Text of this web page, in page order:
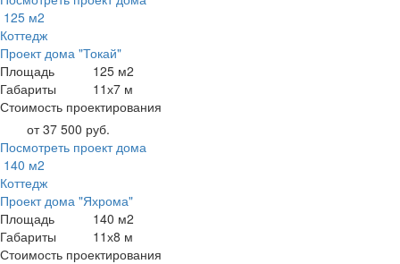
125 м2
Коттедж
Проект дома "Токай"
Площадь
125 м2
Габариты
11х7 м
Стоимость проектирования
от 37 500 руб.
Посмотреть проект дома
140 м2
Коттедж
Проект дома "Яхрома"
Площадь
140 м2
Габариты
11х8 м
Стоимость проектирования